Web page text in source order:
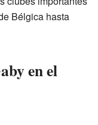
Bélgica hasta
en el